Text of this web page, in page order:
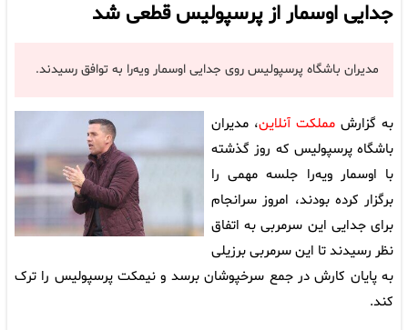
جدایی اوسمار از پرسپولیس قطعی شد
مدیران باشگاه پرسپولیس روی جدایی اوسمار ویه‌را به توافق رسیدند.
به گزارش مملکت آنلاین، مدیران
باشگاه پرسپولیس که روز گذشته
با اوسمار ویه‌را جلسه مهمی را
برگزار کرده بودند، امروز سرانجام
برای جدایی این سرمربی به اتفاق
نظر رسیدند تا این سرمربی برزیلی
به پایان کارش در جمع سرخپوشان برسد و نیمکت پرسپولیس را ترک
کند.